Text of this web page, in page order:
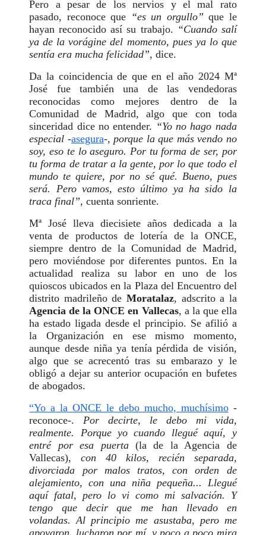
Pero a pesar de los nervios y el mal rato
pasado, reconoce que “es un orgullo” que le
hayan reconocido así su trabajo. “Cuando salí
ya de la vorágine del momento, pues ya lo que
sentía era mucha felicidad”, dice.
Da la coincidencia de que en el año 2024 Mª
José fue también una de las vendedoras
reconocidas como mejores dentro de la
Comunidad de Madrid, algo que con toda
sinceridad dice no entender. “Yo no hago nada
especial -asegura-, porque la que más vendo no
soy, eso te lo aseguro. Por tu forma de ser, por
tu forma de tratar a la gente, por lo que todo el
mundo te quiere, por no sé qué. Bueno, pues
será. Pero vamos, esto último ya ha sido la
traca final”, cuenta sonriente.
Mª José lleva diecisiete años dedicada a la
venta de productos de lotería de la ONCE,
siempre dentro de la Comunidad de Madrid,
pero moviéndose por diferentes puntos. En la
actualidad realiza su labor en uno de los
quioscos ubicados en la Plaza del Encuentro del
distrito madrileño de Moratalaz, adscrito a la
Agencia de la ONCE en Vallecas, a la que ella
ha estado ligada desde el principio. Se afilió a
la Organización en ese mismo momento,
aunque desde niña ya tenía pérdida de visión,
algo que se acrecentó tras su embarazo y le
obligó a dejar su anterior ocupación en bufetes
de abogados.
“Yo a la ONCE le debo mucho, muchísimo -
reconoce-. Por decirte, le debo mi vida,
realmente. Porque yo cuando llegué aquí, y
entré por esa puerta(la de la Agencia de
Vallecas),con 40 kilos, recién separada,
divorciada por malos tratos, con orden de
alejamiento, con una niña pequeña... Llegué
aquí fatal, pero lo vi como mi salvación. Y
tengo que decir que me han llevado en
volandas. Al principio me asustaba, pero me
apoyaron, lucharon por mí, y poco a poco mira